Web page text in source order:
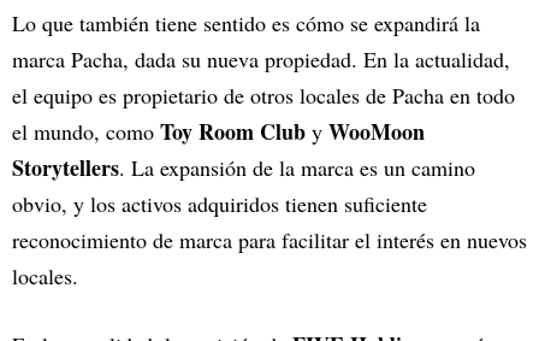
Lo que también tiene sentido es cómo se expandirá la
marca Pacha, dada su nueva propiedad. En la actualidad,
el equipo es propietario de otros locales de Pacha en todo
el mundo, como Toy Room Club y WooMoon
Storytellers. La expansión de la marca es un camino
obvio, y los activos adquiridos tienen suficiente
reconocimiento de marca para facilitar el interés en nuevos
locales.